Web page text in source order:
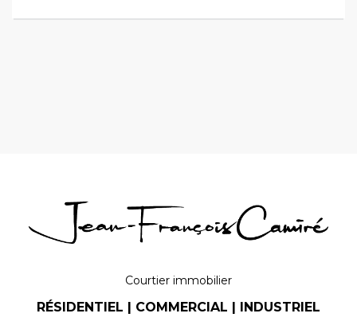
Courtier immobilier
RÉSIDENTIEL | COMMERCIAL | INDUSTRIEL